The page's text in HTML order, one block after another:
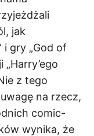
jak
i gry „God of
z tego
na rzecz,
comic-
wynika, że